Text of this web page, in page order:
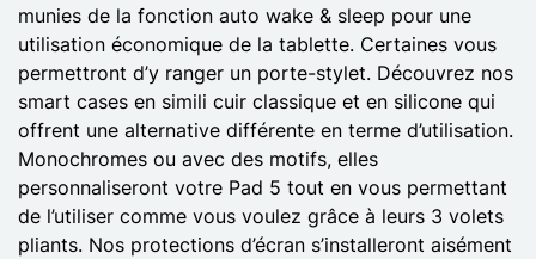
munies de la fonction auto wake & sleep pour une
utilisation économique de la tablette. Certaines vous
permettront d’y ranger un porte-stylet. Découvrez nos
smart cases en simili cuir classique et en silicone qui
offrent une alternative différente en terme d’utilisation.
Monochromes ou avec des motifs, elles
personnaliseront votre Pad 5 tout en vous permettant
de l’utiliser comme vous voulez grâce à leurs 3 volets
pliants. Nos protections d’écran s’installeront aisément